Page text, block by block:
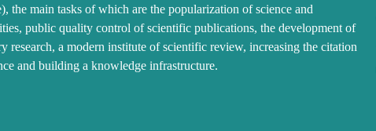
the main tasks of which are the popularization of science and
public quality control of scientific publications, the development of
research, a modern institute of scientific review, increasing the citation
and building a knowledge infrastructure.